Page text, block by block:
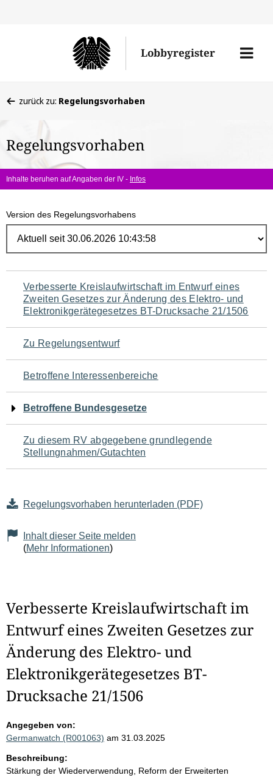
Lobbyregister
Menü
befinden
hier:
zurück zu: Regelungsvorhaben
Regelungsvorhaben
Inhalte beruhen auf Angaben der IV - Infos
Version des Regelungsvorhabens
Navigation
für
den
Seiteninhalt
Verbesserte Kreislaufwirtschaft im Entwurf eines
Zweiten Gesetzes zur Änderung des Elektro- und
Elektronikgerätegesetzes BT-Drucksache 21/1506
Zu Regelungsentwurf
Betroffene Interessenbereiche
Betroffene Bundesgesetze
Zu diesem RV abgegebene grundlegende
Stellungnahmen/Gutachten
Regelungsvorhaben herunterladen (PDF)
Inhalt dieser Seite melden
(Mehr Informationen)
Verbesserte Kreislaufwirtschaft im
Entwurf eines Zweiten Gesetzes zur
Änderung des Elektro- und
Elektronikgerätegesetzes BT-
Drucksache 21/1506
Angegeben von:
Germanwatch (R001063) am 31.03.2025
Beschreibung:
Stärkung der Wiederverwendung, Reform der Erweiterten